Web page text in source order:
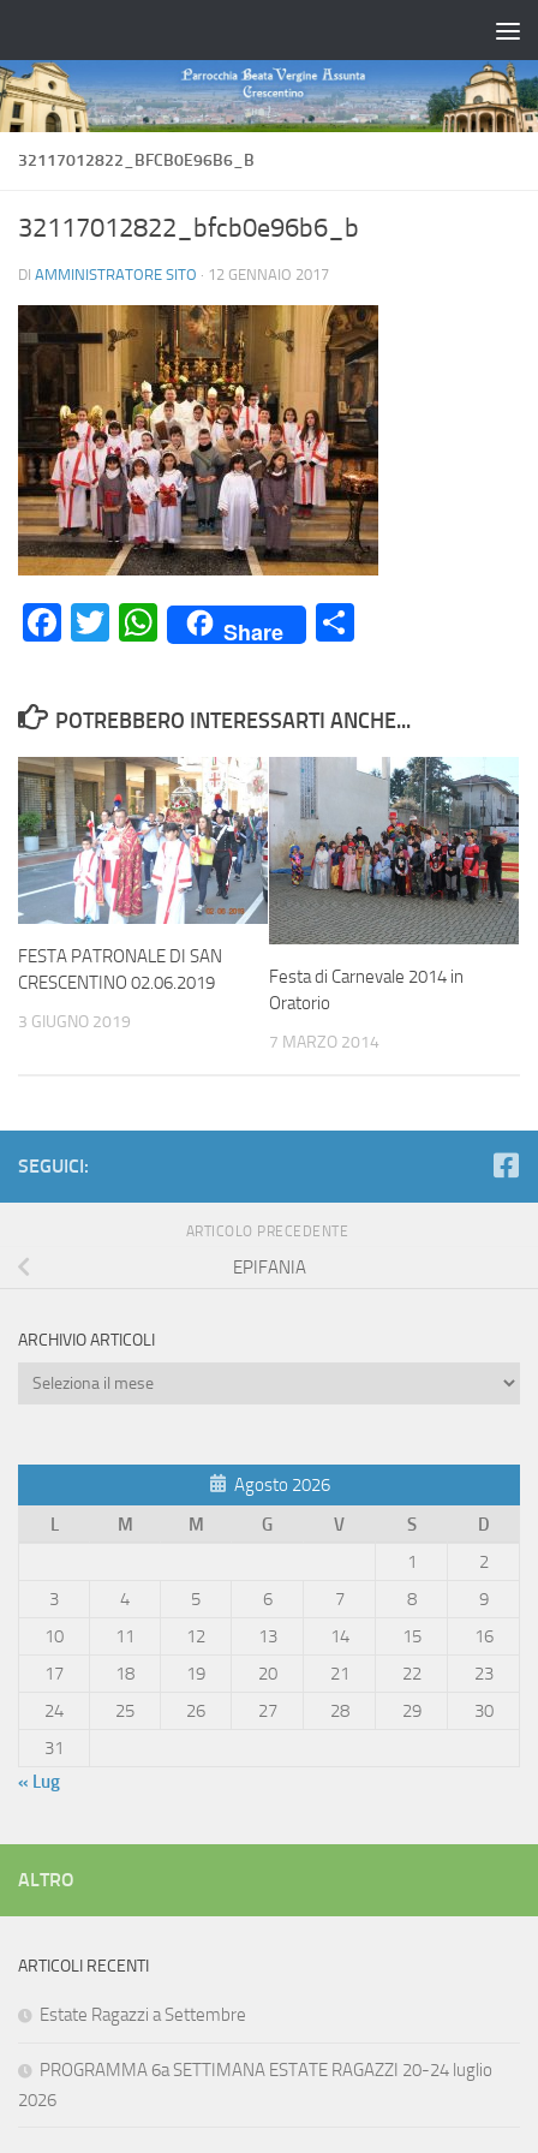
32117012822_BFCB0E96B6_B
32117012822_bfcb0e96b6_b
DI AMMINISTRATORE SITO · 12 GENNAIO 2017
Facebook
Twitter
WhatsApp
Share
POTREBBERO INTERESSARTI ANCHE...
FESTA PATRONALE DI SAN
CRESCENTINO 02.06.2019
3 GIUGNO 2019
Festa di Carnevale 2014 in
Oratorio
7 MARZO 2014
SEGUICI:
ARTICOLO PRECEDENTE
EPIFANIA
ARCHIVIO ARTICOLI
Archivio
Agosto 2026
L
M M G V S
D
1
2
3
4 5 6 7 8
9
10
11 12 13 14 15
16
17
18 19 20 21 22
23
24
25 26 27 28 29
30
31
« Lug
ALTRO
ARTICOLI RECENTI
Estate Ragazzi a Settembre
PROGRAMMA 6a SETTIMANA ESTATE RAGAZZI 20-24 luglio
2026